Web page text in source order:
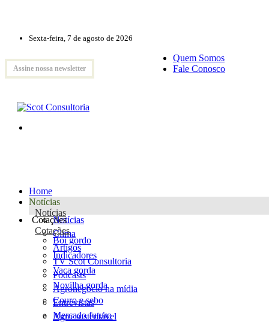
Sexta-feira, 7 de agosto de 2026
Assine nossa newsletter
Quem Somos
Fale Conosco
Home
Notícias
Notícias
Notícias
Clima
Artigos
TV Scot Consultoria
Podcasts
Agronegócio na mídia
Entrevistas
Agro sustentável
Cotações
Cotações
Boi gordo
Indicadores
Vaca gorda
Novilha gorda
Couro e sebo
Mercado futuro